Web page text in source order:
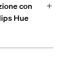
con
Hue